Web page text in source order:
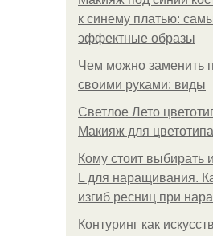
к синему платью:
эффектные образы
Чем можно заменить
своими руками: виды
Светлое Лето
Макияж для
Кому стоит выбирать
L для наращивания.
изгиб ресниц при
Контуринг как